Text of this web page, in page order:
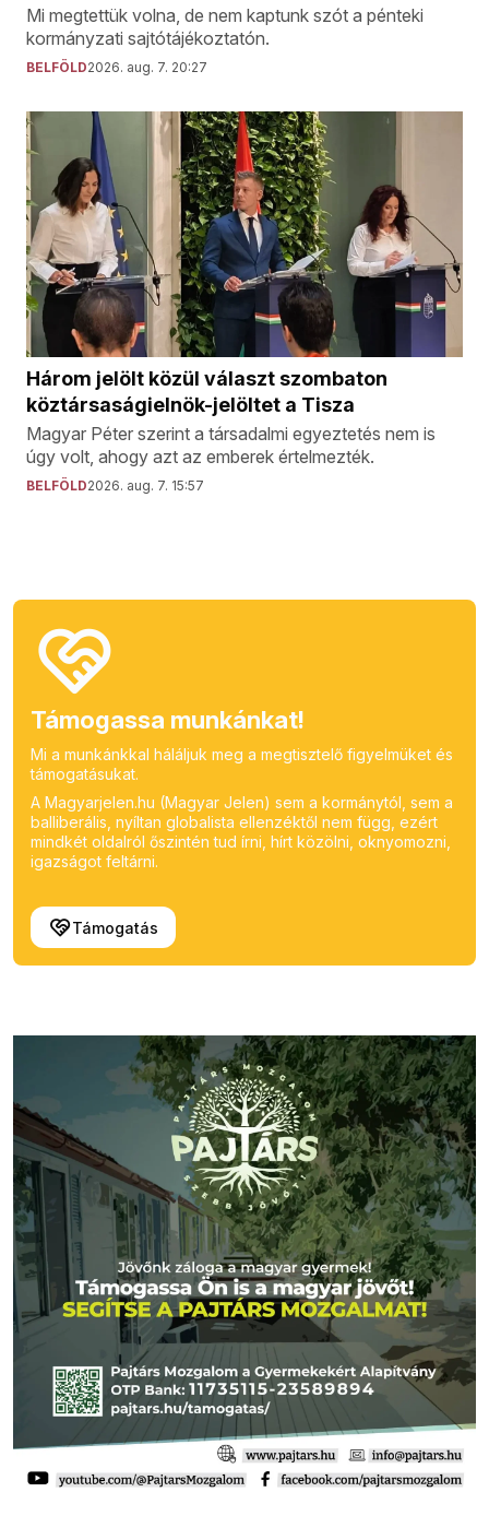
Mi megtettük volna, de nem kaptunk szót a pénteki
kormányzati sajtótájékoztatón.
BELFÖLD2026. aug. 7. 20:27
Három jelölt közül választ szombaton
köztársaságielnök-jelöltet a Tisza
Magyar Péter szerint a társadalmi egyeztetés nem is
úgy volt, ahogy azt az emberek értelmezték.
BELFÖLD2026. aug. 7. 15:57
Támogassa munkánkat!
Mi a munkánkkal háláljuk meg a megtisztelő figyelmüket és
támogatásukat.
A Magyarjelen.hu (Magyar Jelen) sem a kormánytól, sem a
balliberális, nyíltan globalista ellenzéktől nem függ, ezért
mindkét oldalról őszintén tud írni, hírt közölni, oknyomozni,
igazságot feltárni.
Támogatás